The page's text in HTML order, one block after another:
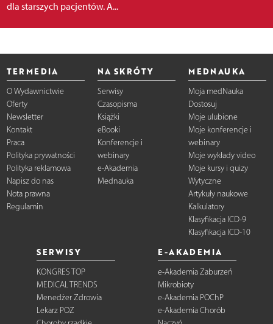
dla starszych pacjentów. A...
TERMEDIA
O Wydawnictwie
Oferty
Newsletter
Kontakt
Praca
Polityka prywatności
Polityka reklamowa
Napisz do nas
Nota prawna
Regulamin
NA SKRÓTY
Serwisy
Czasopisma
Książki
eBooki
Konferencje i
webinary
e-Akademia
Mednauka
MEDNAUKA
Moja medNauka
Dostosuj
Moje ulubione
Moje konferencje i
webinary
Moje wykłady video
Moje kursy i quizy
Wytyczne
Artykuły naukowe
Kalkulatory
Klasyfikacja ICD-9
Klasyfikacja ICD-10
SERWISY
KONGRES TOP
MEDICAL TRENDS
Menedżer Zdrowia
Lekarz POZ
E-AKADEMIA
e-Akademia Zaburzeń
Mikrobioty
e-Akademia POChP
e-Akademia Chorób